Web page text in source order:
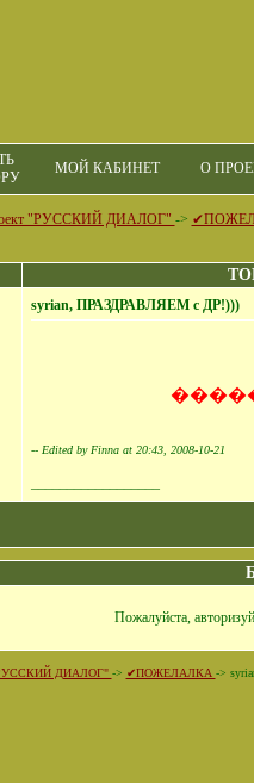
МОЙ КАБИНЕТ О
"РУССКИЙ ДИАЛОГ" ->
syrian, ПРАЗДРАВЛЯЕМ с ДР!)))
-- Edited by Finna at 20:43, 2008-10-21
Пожалуйста,
"РУССКИЙ ДИАЛОГ" -> ✔ПОЖЕЛАЛКА ->